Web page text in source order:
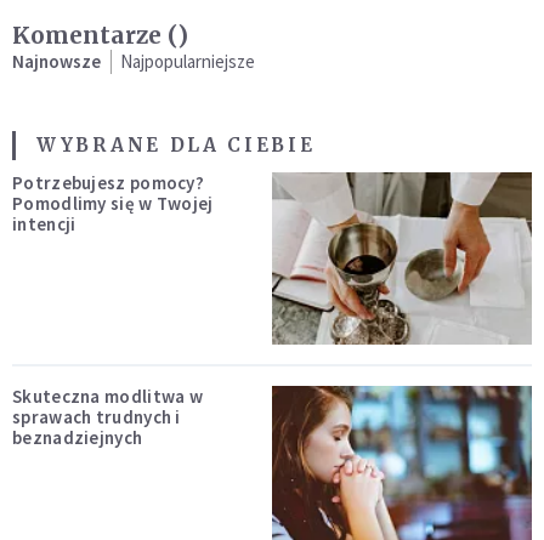
Komentarze ()
Najnowsze Najpopularniejsze
WYBRANE DLA CIEBIE
Potrzebujesz pomocy?
Pomodlimy się w Twojej
intencji
Skuteczna modlitwa w
sprawach trudnych i
beznadziejnych